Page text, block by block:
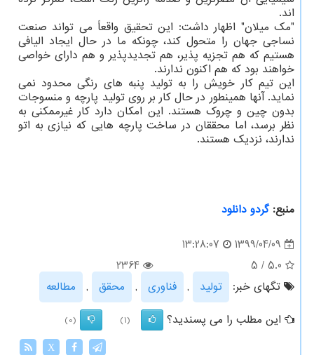
اند.
"مک میلان" اظهار داشت: این تحقیق واقعاً می تواند صنعت
نساجی جهان را متحول کند، چونکه ما در حال ایجاد الیافی
هستیم که هم تجزیه پذیر، هم تجدیدپذیر و هم دارای خواصی
خواهند بود که هم اکنون ندارند.
این تیم کار خویش را به تولید پنبه های رنگی محدود نمی
نماید. آنها همینطور در حال کار بر روی تولید پارچه و منسوجات
بدون چین و چروک هستند. این امکان دارد کار غیرممکنی به
نظر برسد، اما محققان در ساخت پارچه هایی که نیازی به اتو
ندارند، نزدیک هستند.
منبع:گردو دانلود
1399/04/09
13:28:07
5.0
/
5
2364
تگهای خبر:
تولید , فناوری , محقق ,
مطالعه
این مطلب را می پسندید؟
(1)
(0)
X